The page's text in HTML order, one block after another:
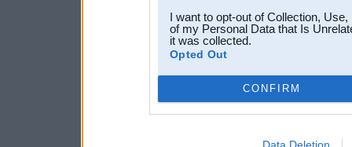
I want to opt-out of Collection,
of my Personal Data that Is
it was collected.
Opted Out
CONFIRM
Data Deletion